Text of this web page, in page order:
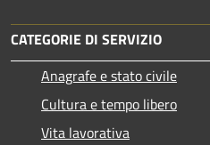
CATEGORIE DI SERVIZIO
Anagrafe e stato civile
Cultura e tempo libero
Vita lavorativa